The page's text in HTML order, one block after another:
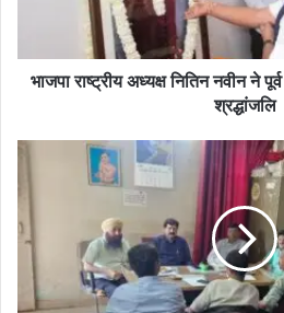
भाजपा राष्ट्रीय अध्यक्ष नितिन नवीन ने
श्रद्धांजलि